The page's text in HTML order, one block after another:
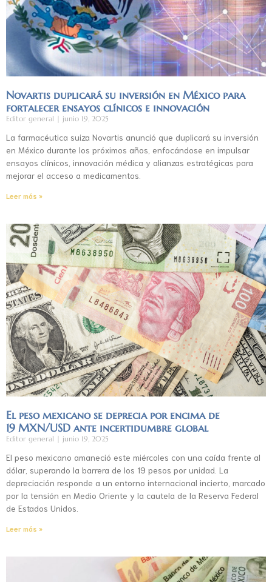
Novartis duplicará su inversión en México para
fortalecer ensayos clínicos e innovación
Editor general junio 19, 2025
La farmacéutica suiza Novartis anunció que duplicará su inversión
en México durante los próximos años, enfocándose en impulsar
ensayos clínicos, innovación médica y alianzas estratégicas para
mejorar el acceso a medicamentos.
Leer más »
El peso mexicano se deprecia por encima de
19 MXN/USD ante incertidumbre global
Editor general junio 19, 2025
El peso mexicano amaneció este miércoles con una caída frente al
dólar, superando la barrera de los 19 pesos por unidad. La
depreciación responde a un entorno internacional incierto, marcado
por la tensión en Medio Oriente y la cautela de la Reserva Federal
de Estados Unidos.
Leer más »